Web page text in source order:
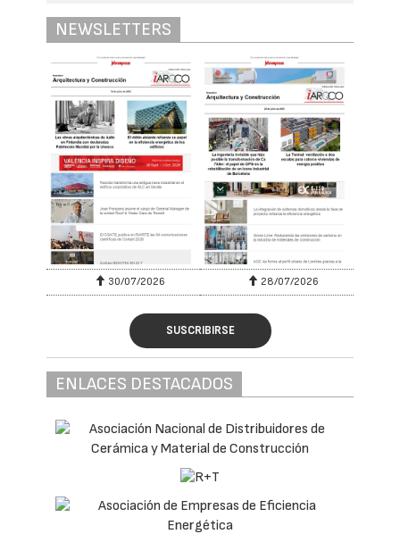
NEWSLETTERS
30/07/2026 28/07/2026
SUSCRIBIRSE
ENLACES DESTACADOS